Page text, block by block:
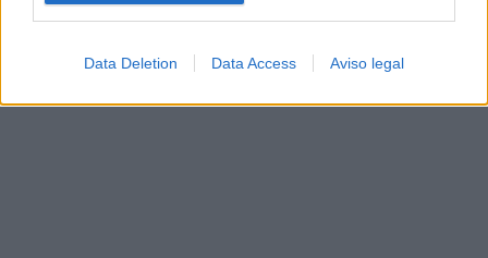
Data Deletion Data Access Aviso legal